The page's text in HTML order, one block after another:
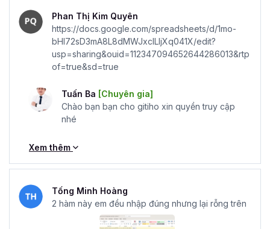
Phan Thị Kim Quyên
https://docs.google.com/spreadsheets/d/1mo-
bHI72sD3mA8L8dMWJxclLIjXq041X/edit?
usp=sharing&ouid=112347094652644286013&rtp
of=true&sd=true
Tuấn Ba [Chuyên gia]
Chào bạn bạn cho gitiho xin quyền truy cập
nhé
Xem thêm
Tống Minh Hoàng
2 hàm này em đều nhập đúng nhưng lại rỗng trên